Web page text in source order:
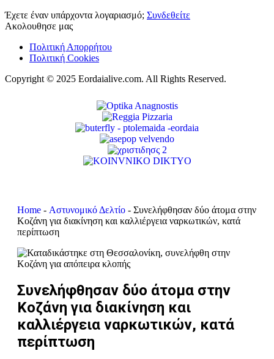
Έχετε έναν υπάρχοντα λογαριασμό; Συνδεθείτε
Ακολουθησε μας
Πολιτική Απορρήτου
Πολιτική Cookies
Copyright © 2025 Eordaialive.com. All Rights Reserved.
Home - Αστυνομικό Δελτίο - Συνελήφθησαν δύο άτομα στην
Κοζάνη για διακίνηση και καλλιέργεια ναρκωτικών, κατά
περίπτωση
Συνελήφθησαν δύο άτομα στην
Κοζάνη για διακίνηση και
καλλιέργεια ναρκωτικών, κατά
περίπτωση